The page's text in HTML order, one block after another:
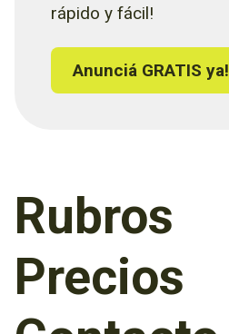
rápido y fácil!
Anunciá GRATIS ya!
Rubros
Precios